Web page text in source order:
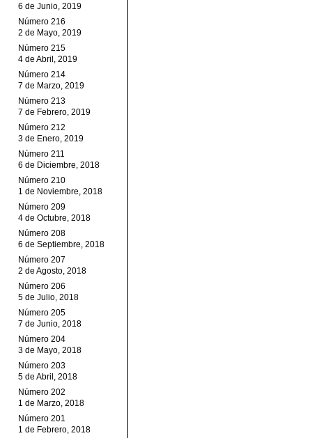
6 de Junio, 2019
Número 216
2 de Mayo, 2019
Número 215
4 de Abril, 2019
Número 214
7 de Marzo, 2019
Número 213
7 de Febrero, 2019
Número 212
3 de Enero, 2019
Número 211
6 de Diciembre, 2018
Número 210
1 de Noviembre, 2018
Número 209
4 de Octubre, 2018
Número 208
6 de Septiembre, 2018
Número 207
2 de Agosto, 2018
Número 206
5 de Julio, 2018
Número 205
7 de Junio, 2018
Número 204
3 de Mayo, 2018
Número 203
5 de Abril, 2018
Número 202
1 de Marzo, 2018
Número 201
1 de Febrero, 2018